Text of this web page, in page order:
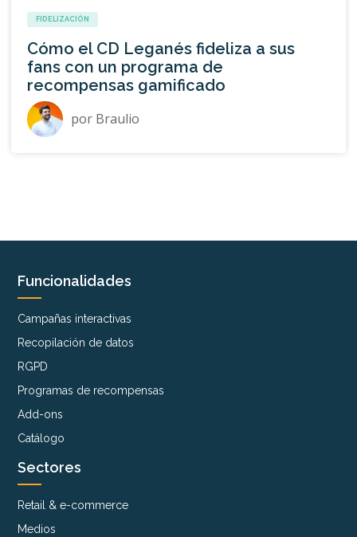
FIDELIZACIÓN
Cómo el CD Leganés fideliza a sus
fans con un programa de
recompensas gamificado
por Braulio
Funcionalidades
Campañas interactivas
Recopilación de datos
RGPD
Programas de recompensas
Add-ons
Catálogo
Sectores
Retail & e-commerce
Medios